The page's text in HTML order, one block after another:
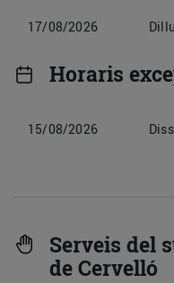
17/08/2026
Horaris
15/08/2026
Serveis del
de Cervelló